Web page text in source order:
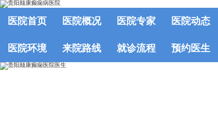
医院首页 医院概况 医院专家 医院动态
医院环境 来院路线 就诊流程 预约医生